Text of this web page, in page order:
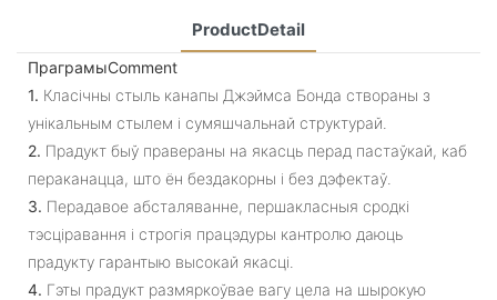
ProductDetail
ПраграмыComment
1. Класічны стыль канапы Джэймса Бонда створаны з
унікальным стылем і сумяшчальнай структурай.
2. Прадукт быў правераны на якасць перад пастаўкай, каб
пераканацца, што ён бездакорны і без дэфектаў.
3. Перадавое абсталяванне, першакласныя сродкі
тэсціравання і строгія працэдуры кантролю даюць
прадукту гарантыю высокай якасці.
4. Гэты прадукт размяркоўвае вагу цела на шырокую